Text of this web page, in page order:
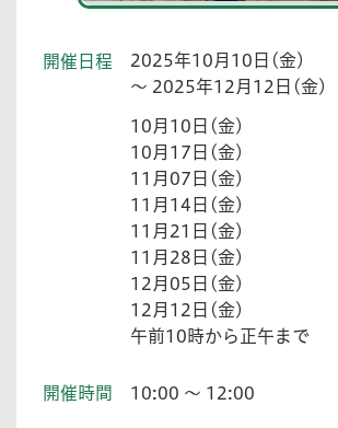
開催日程
2025年10月10日(金)
～ 2025年12月12日(金)
10月10日(金)
10月17日(金)
11月07日(金)
11月14日(金)
11月21日(金)
11月28日(金)
12月05日(金)
12月12日(金)
午前10時から正午まで
開催時間 10:00 ～ 12:00